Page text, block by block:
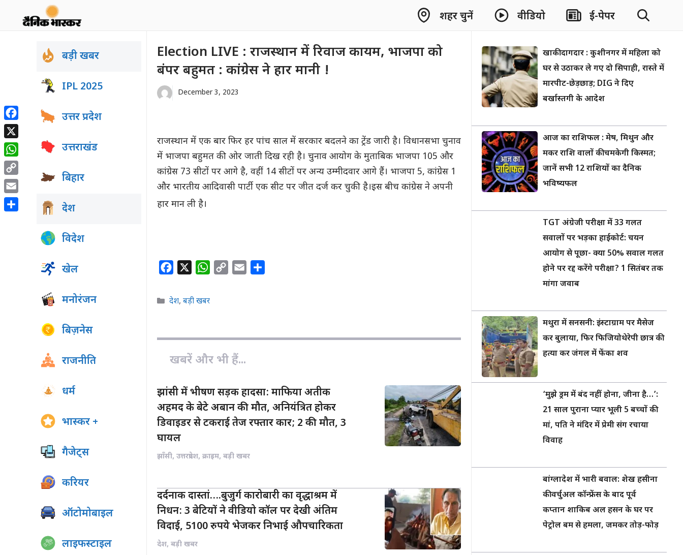
शहर चुनें वीडियो ई-पेपर
Election LIVE : राजस्थान में रिवाज कायम, भाजपा को
बंपर बहुमत : कांग्रेस ने हार मानी !
December 3, 2023
राजस्थान में एक बार फिर हर पांच साल में सरकार बदलने का ट्रेंड जारी है। विधानसभा चुनाव
में भाजपा बहुमत की ओर जाती दिख रही है। चुनाव आयोग के मुताबिक भाजपा 105 और
कांग्रेस 73 सीटों पर आगे है, वहीं 14 सीटों पर अन्य उम्मीदवार आगे हैं। भाजपा 5, कांग्रेस 1
और भारतीय आदिवासी पार्टी एक सीट पर जीत दर्ज कर चुकी है।इस बीच कांग्रेस ने अपनी
हार मान ली है।
o
k
W
A
p
i
Categories
देश,बड़ी खबर
खबरें और भी हैं...
झांसी में भीषण सड़क हादसा: माफिया अतीक
अहमद के बेटे अबान की मौत, अनियंत्रित होकर
डिवाइडर से टकराई तेज रफ्तार कार; 2 की मौत, 3
घायल
झाँसी, उत्तरप्रदेश, क्राइम, बड़ी खबर
दर्दनाक दास्तां….बुजुर्ग कारोबारी का वृद्धाश्रम में
निधन: 3 बेटियों ने वीडियो कॉल पर देखी अंतिम
विदाई, 5100 रुपये भेजकर निभाई औपचारिकता
देश, बड़ी खबर
बड़ी खबर
IPL 2025
उत्तर प्रदेश
उत्तराखंड
बिहार
देश
विदेश
खेल
मनोरंजन
बिज़नेस
राजनीति
धर्म
भास्कर +
गैजेट्स
करियर
ऑटोमोबाइल
लाइफस्टाइल
खाकी दागदार : कुशीनगर में महिला को
घर से उठाकर ले गए दो सिपाही, रास्ते में
मारपीट-छेड़छाड़; DIG ने दिए
बर्खास्तगी के आदेश
आज का राशिफल : मेष, मिथुन और
मकर राशि वालों की चमकेगी किस्मत;
जानें सभी 12 राशियों का दैनिक
भविष्यफल
TGT अंग्रेजी परीक्षा में 33 गलत
सवालों पर भड़का हाईकोर्ट: चयन
आयोग से पूछा- क्या 50% सवाल गलत
होने पर रद्द करेंगे परीक्षा? 1 सितंबर तक
मांगा जवाब
मथुरा में सनसनी: इंस्टाग्राम पर मैसेज
कर बुलाया, फिर फिजियोथेरेपी छात्र की
हत्या कर जंगल में फेंका शव
‘मुझे ड्रम में बंद नहीं होना, जीना है…’:
21 साल पुराना प्यार भूली 5 बच्चों की
मां, पति ने मंदिर में प्रेमी संग रचाया
विवाह
बांग्लादेश में भारी बवाल: शेख हसीना
की वर्चुअल कॉन्फ्रेंस के बाद पूर्व
कप्तान शाकिब अल हसन के घर पर
पेट्रोल बम से हमला, जमकर तोड़-फोड़
Facebook
X
WhatsApp
Copy
Link
Email